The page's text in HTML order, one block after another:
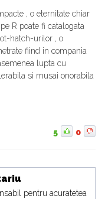
, o eternitate chiar
R poate fi catalogata
hatch-urilor , o
fiind in compania
lupta cu
si musai onorabila
5 0
pentru acuratetea